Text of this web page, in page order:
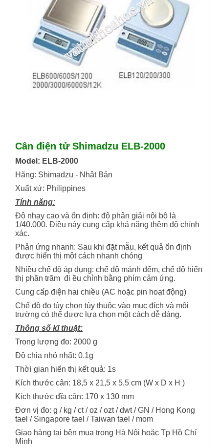
Cân điện tử Shimadzu ELB-2000
Model: ELB-2000
Hãng: Shimadzu - Nhật Bản
Xuất xứ: Philippines
Tính năng:
Độ nhạy cao và ổn định: độ phân giải nội bộ là
1/40.000. Điều này cung cấp khả năng thêm độ chính
xác.
Phản ứng nhanh: Sau khi đặt mẫu, kết quả ổn định
được hiển thị một cách nhanh chóng
Nhiều chế độ áp dụng: chế độ mảnh đếm, chế độ hiển
thị phần trăm đi ều chỉnh bằng phím cảm ứng.
Cung cấp điện hai chiều (AC hoặc pin hoạt động)
Chế độ đo tùy chọn tùy thuộc vào mục đích và môi
trường có thể được lựa chọn một cách dễ dàng.
Thông số kĩ thuật:
Trọng lượng đo: 2000 g
Độ chia nhỏ nhất: 0.1g
Thời gian hiển thị kết quả: 1s
Kích thước cân: 18,5 x 21,5 x 5,5 cm (W x D x H )
Kích thước đĩa cân: 170 x 130 mm
Đơn vị đo: g / kg / ct / oz / ozt / dwt / GN / Hong Kong
tael / Singapore tael / Taiwan tael / mom
Giao hàng tại bên mua trong Hà Nội hoặc Tp Hồ Chí
Minh